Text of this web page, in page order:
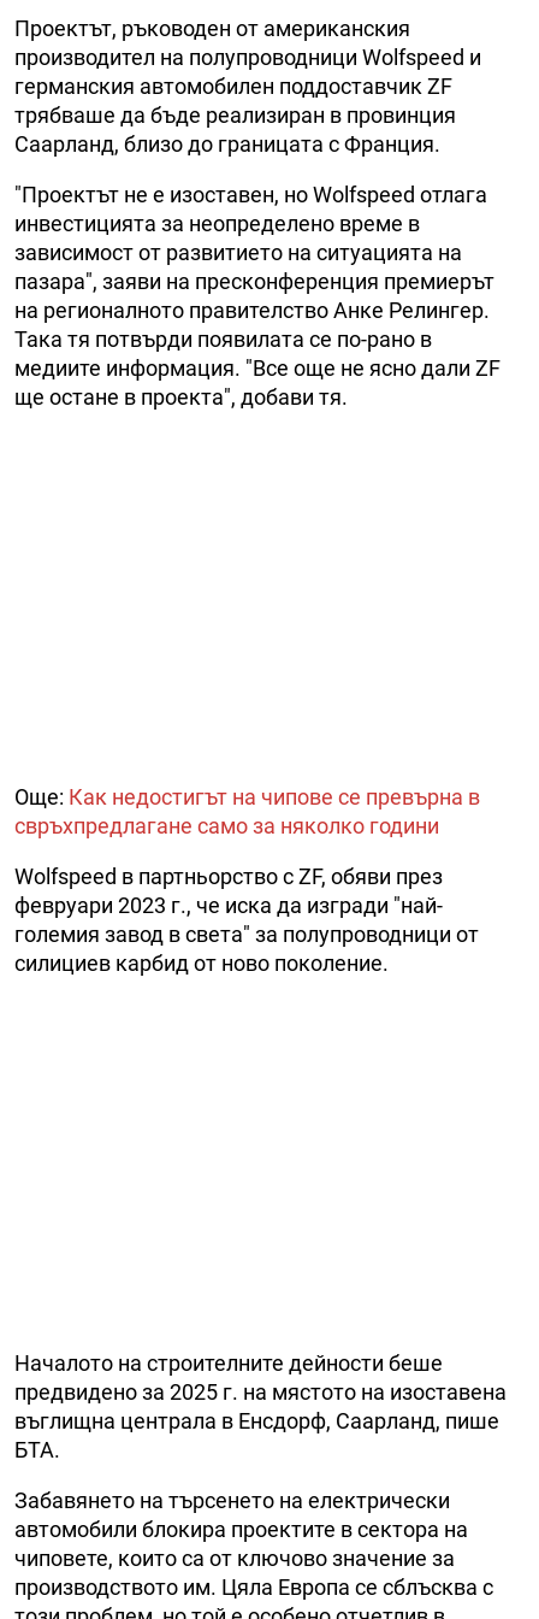
Проектът, ръководен от американския
производител на полупроводници Wolfspeed и
германския автомобилен поддоставчик ZF
трябваше да бъде реализиран в провинция
Саарланд, близо до границата с Франция.
"Проектът не е изоставен, но Wolfspeed отлага
инвестицията за неопределено време в
зависимост от развитието на ситуацията на
пазара", заяви на пресконференция премиерът
на регионалното правителство Анке Релингер.
Така тя потвърди появилата се по-рано в
медиите информация. "Все още не ясно дали ZF
ще остане в проекта", добави тя.
Още: Как недостигът на чипове се превърна в
свръхпредлагане само за няколко години
Wolfspeed в партньорство с ZF, обяви през
февруари 2023 г., че иска да изгради "най-
големия завод в света" за полупроводници от
силициев карбид от ново поколение.
Началото на строителните дейности беше
предвидено за 2025 г. на мястото на изоставена
въглищна централа в Енсдорф, Саарланд, пише
БТА.
Забавянето на търсенето на електрически
автомобили блокира проектите в сектора на
чиповете, които са от ключово значение за
производството им. Цяла Европа се сблъсква с